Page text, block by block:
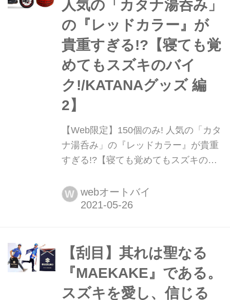
人気の「カタナ湯呑み」
の『レッドカラー』が
貴重すぎる!?【寝ても覚
めてもスズキのバイ
ク!/KATANAグッズ 編
2】
【Web限定】150個のみ! 人気の「カタ
ナ湯呑み」の『レッドカラー』が貴重
すぎる!?【寝ても覚めてもスズキのバ
ファン御用達の「カタナ湯呑」に新色
となるレッドカラーが登場しました!し
限定販売なので急いでチェックです!
W webオートバイ
【刮目】其れは聖なる
『MAEKAKE』である。
スズキを愛し、信じる